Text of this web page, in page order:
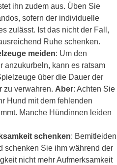
ihn zudem aus. Üben Sie
sofern der individuelle
zulässt. Ist das nicht der Fall,
Ruhe schenken.
meiden: Um den
anzukurbeln, kann es ratsam
über die Dauer der
zu verwahren. Aber: Achten Sie
Hund mit dem fehlenden
Manche Hündinnen leiden
schenken: Bemitleiden
schenken Sie ihm während der
nicht mehr Aufmerksamkeit